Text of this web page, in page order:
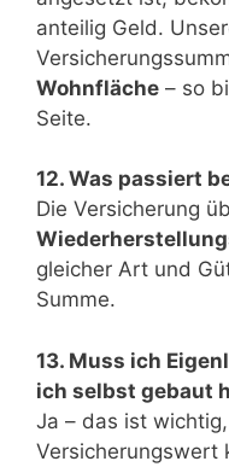
anteilig Geld.
Wohnfläche – so
Seite.
12. Was passiert
Die Versicherung
gleicher Art und
Summe.
13. Muss ich
ich selbst gebaut
Ja – das ist
Versicherungswert